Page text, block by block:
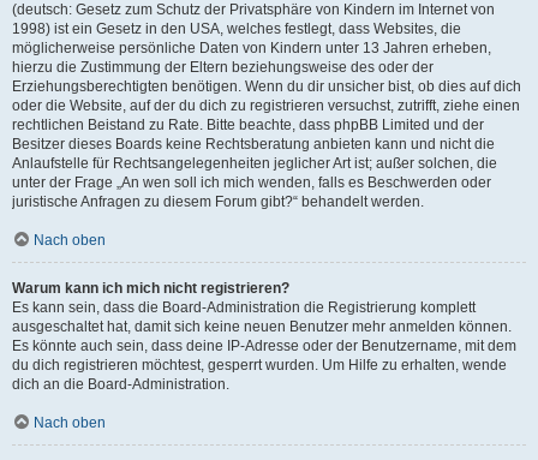
(deutsch: Gesetz zum Schutz der Privatsphäre von Kindern im Internet von
1998) ist ein Gesetz in den USA, welches festlegt, dass Websites, die
möglicherweise persönliche Daten von Kindern unter 13 Jahren erheben,
hierzu die Zustimmung der Eltern beziehungsweise des oder der
Erziehungsberechtigten benötigen. Wenn du dir unsicher bist, ob dies auf dich
oder die Website, auf der du dich zu registrieren versuchst, zutrifft, ziehe einen
rechtlichen Beistand zu Rate. Bitte beachte, dass phpBB Limited und der
Besitzer dieses Boards keine Rechtsberatung anbieten kann und nicht die
Anlaufstelle für Rechtsangelegenheiten jeglicher Art ist; außer solchen, die
unter der Frage „An wen soll ich mich wenden, falls es Beschwerden oder
juristische Anfragen zu diesem Forum gibt?“ behandelt werden.
Nach oben
Warum kann ich mich nicht registrieren?
Es kann sein, dass die Board-Administration die Registrierung komplett
ausgeschaltet hat, damit sich keine neuen Benutzer mehr anmelden können.
Es könnte auch sein, dass deine IP-Adresse oder der Benutzername, mit dem
du dich registrieren möchtest, gesperrt wurden. Um Hilfe zu erhalten, wende
dich an die Board-Administration.
Nach oben